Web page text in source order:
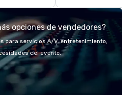
professional
support staff;
you travel
opciones de vendedores?
para servicios A/V, entretenimiento,
del evento.